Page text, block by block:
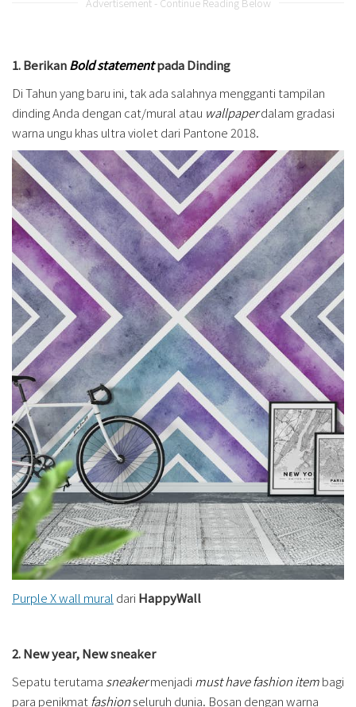
1. BerikanBold statementpada Dinding
Di Tahun yang baru ini, tak ada salahnya mengganti tampilan
dinding Anda dengan cat/mural atau wallpaperdalam gradasi
warna ungu khas ultra violet dari Pantone 2018.
Purple X wall mural dari HappyWall
2. New year, New sneaker
Sepatu terutama sneakermenjadi must have fashion itembagi
para penikmatfashionseluruh dunia. Bosan dengan warna